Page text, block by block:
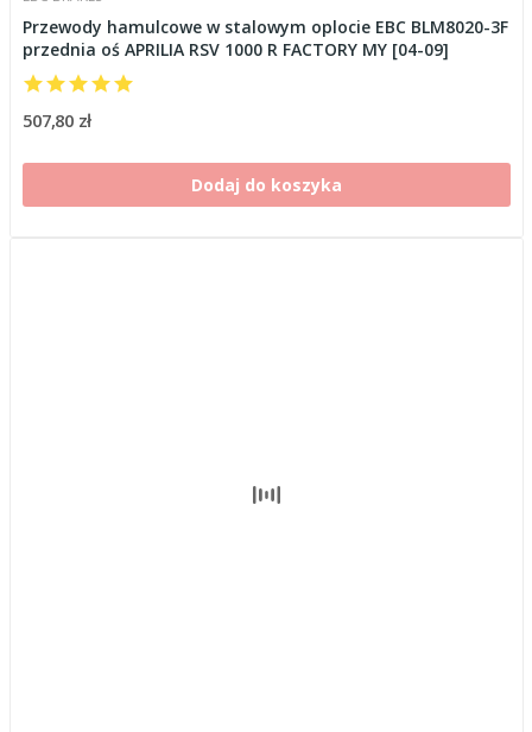
Przewody hamulcowe w stalowym oplocie EBC BLM8020-3F
przednia oś APRILIA RSV 1000 R FACTORY MY [04-09]
507,80 zł
Dodaj do koszyka